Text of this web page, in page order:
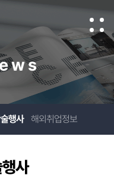
행사 해외취업정보
사